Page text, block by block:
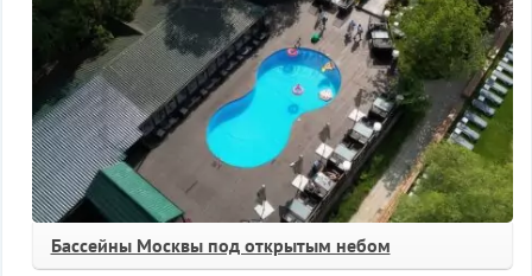
Бассейны Москвы под открытым небом